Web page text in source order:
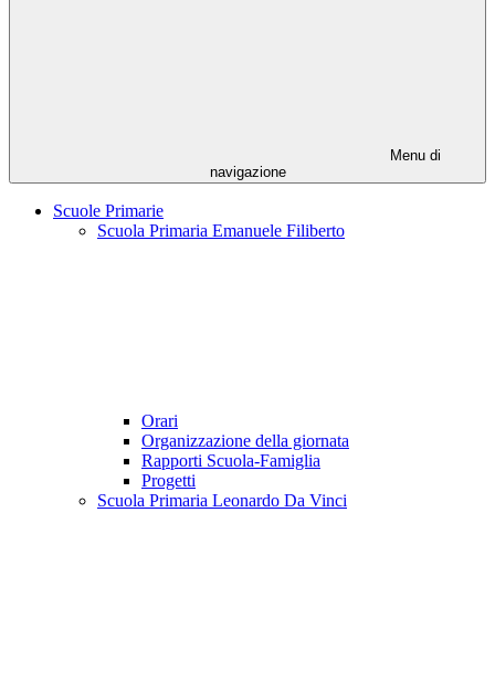
Menu di
navigazione
Scuole Primarie
Scuola Primaria Emanuele Filiberto
Orari
Organizzazione della giornata
Rapporti Scuola-Famiglia
Progetti
Scuola Primaria Leonardo Da Vinci